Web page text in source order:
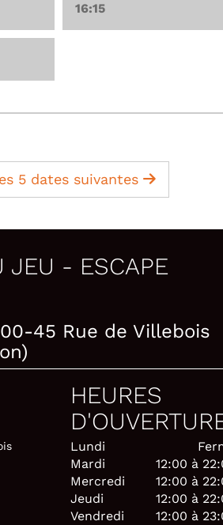
16:15
5 dates suivantes
JEU - ESCAPE
45 Rue de Villebois
HEURES
Lundi
Mardi
12:00 à
Mercredi
12:00 à
Jeudi
12:00 à
Vendredi
12:00 à